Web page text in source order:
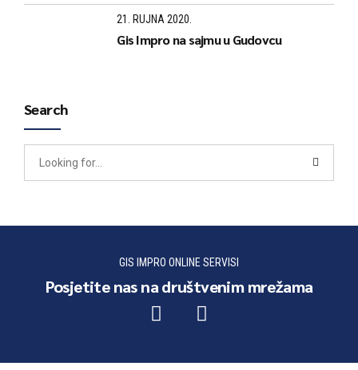
21. RUJNA 2020.
Gis Impro na sajmu u Gudovcu
Search
GIS IMPRO ONLINE SERVISI
Posjetite nas na društvenim mrežama